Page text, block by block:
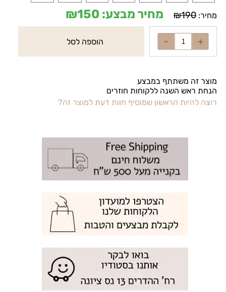
מחיר: ₪190 מחיר מבצע: ₪150
הוספה לסל
מוצר זה משתתף במבצע
הנחת ראש השנה ללקוחות חוזרים
רוצה להיות הראשון שמוסיף חוות דעת למוצר זה?